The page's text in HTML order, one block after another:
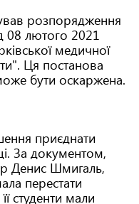
розпорядження
08 лютого 2021
медичної
Ця постанова
бути оскаржена.
приєднати
За документом,
Денис Шмигаль,
перестати
студенти мали